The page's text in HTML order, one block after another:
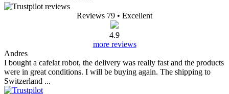
Reviews 79 • Excellent
4.9
more reviews
Andres
I bought a cafelat robot, the delivery was really fast and the products
were in great conditions. I will be buying again. The shipping to
Switzerland ...